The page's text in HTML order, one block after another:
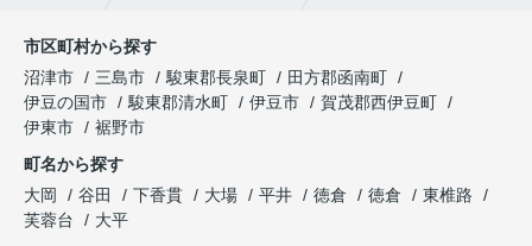
市区町村から探す
沼津市
三島市 駿東郡長泉町
田方郡函南町
伊豆の国市
駿東郡清水町 伊豆市
賀茂郡西伊豆町
伊東市
裾野市
町名から探す
大岡
谷田 下香貫 大場 平井 徳倉 徳倉
東椎路
芙蓉台
大平